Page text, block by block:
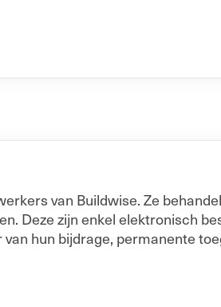
van Buildwise. Ze
Deze zijn enkel elektronisch
hun bijdrage, permanente